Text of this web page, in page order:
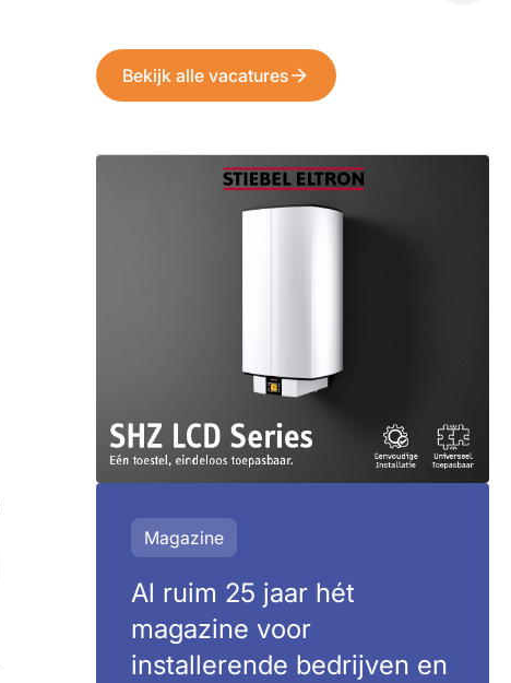
Bekijk alle vacatures
Magazine
Al ruim 25 jaar hét
magazine voor
installerende bedrijven en